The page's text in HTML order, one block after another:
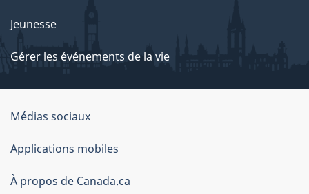
Jeunesse
Gérer les événements de la vie
Organisation
du
gouvernement
du
Médias sociaux
Applications mobiles
À propos de Canada.ca